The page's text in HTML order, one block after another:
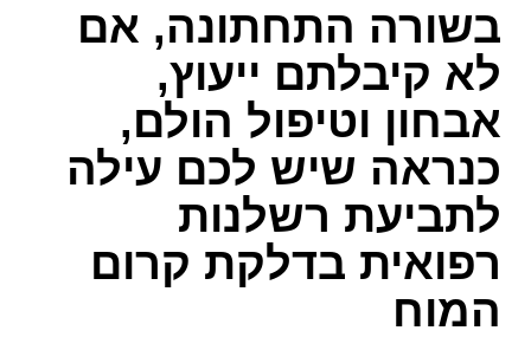
בשורה התחתונה, אם
לא קיבלתם ייעוץ,
אבחון וטיפול הולם,
כנראה שיש לכם עילה
לתביעת רשלנות
רפואית בדלקת קרום
המוח